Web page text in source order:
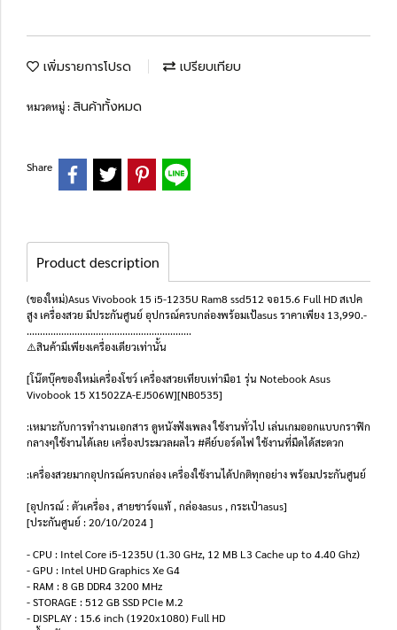
เพิ่มรายการโปรด เปรียบเทียบ
หมวดหมู่ :สินค้าทั้งหมด
Share
Product description
(ของใหม่)Asus Vivobook 15 i5-1235U Ram8 ssd512 จอ15.6 Full HD สเปค
สูง เครื่องสวย มีประกันศูนย์ อุปกรณ์ครบกล่องพร้อมเป้asus ราคาเพียง 13,990.-
..............................................................
⚠️สินค้ามีเพียงเครื่องเดียวเท่านั้น
[โน๊ตบุ๊คของใหม่เครื่องโชว์ เครื่องสวยเทียบเท่ามือ1 รุ่น Notebook Asus
Vivobook 15 X1502ZA-EJ506W][NB0535]
:เหมาะกับการทำงานเอกสาร ดูหนังฟังเพลง ใช้งานทั่วไป เล่นเกมออกแบบกราฟิก
กลางๆใช้งานได้เลย เครื่องประมวลผลไว #คีย์บอร์ดไฟ ใช้งานที่มืดได้สะดวก
:เครื่องสวยมากอุปกรณ์ครบกล่อง เครื่องใช้งานได้ปกติทุกอย่าง พร้อมประกันศูนย์
[อุปกรณ์ : ตัวเครื่อง , สายชาร์จแท้ , กล่องasus , กระเป๋าasus]
[ประกันศูนย์ : 20/10/2024 ]
- CPU : Intel Core i5-1235U (1.30 GHz, 12 MB L3 Cache up to 4.40 Ghz)
- GPU : Intel UHD Graphics Xe G4
- RAM : 8 GB DDR4 3200 MHz
- STORAGE : 512 GB SSD PCIe M.2
- DISPLAY : 15.6 inch (1920x1080) Full HD